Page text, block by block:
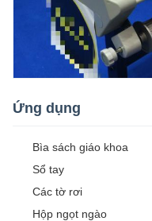
Ứng dụng
Bìa sách giáo khoa
Sổ tay
Các tờ rơi
Hộp ngọt ngào